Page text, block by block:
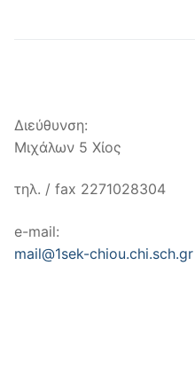
Διεύθυνση:
Μιχάλων 5 Χίος
τηλ. / fax 2271028304
e-mail:
mail@1sek-chiou.chi.sch.gr